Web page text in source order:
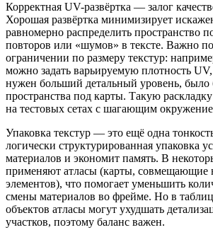
Корректная UV-развёртка — залог
Хорошая развёртка минимизирует
равномерно распределить пространство
повторов или «шумов» в тексте. Важно
ограничении по размеру текстур:
можно задать варьируемую плотность
нужен больший детальный уровень, было
пространства под карты. Такую
на тестовых сетах с шагающим
Упаковка текстур — это ещё одна
логически структурированная упаковка
материалов и экономит память. В
применяют атласы (карты, совмещающие
элементов), что помогает уменьшить
смены материалов во фрейме. Но в
объектов атласы могут ухудшать
участков, поэтому баланс важен.